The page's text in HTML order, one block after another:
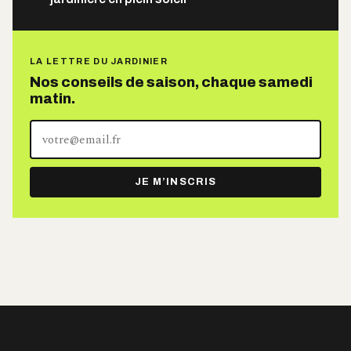
LA LETTRE DU JARDINIER
Nos conseils de saison, chaque samedi
matin.
adresse
e-
mail
JE M’INSCRIS